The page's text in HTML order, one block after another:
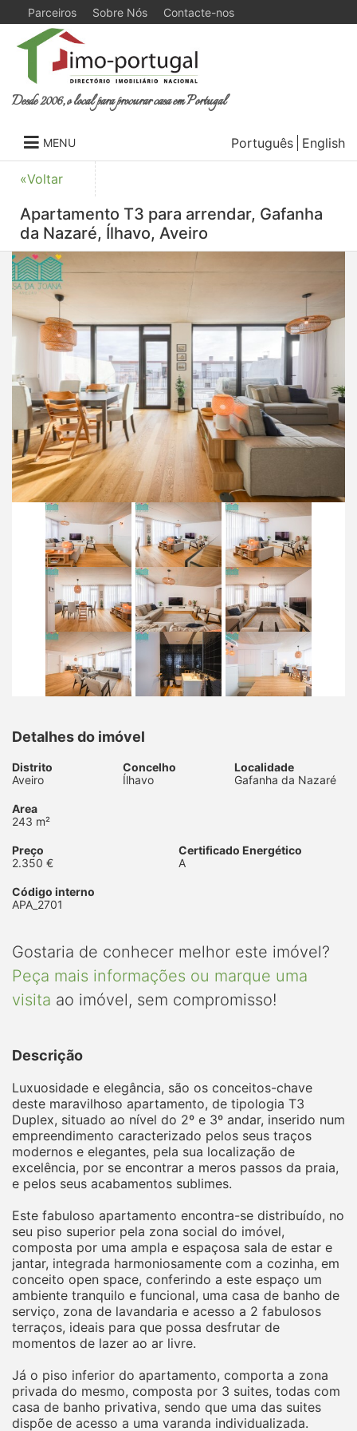
Parceiros Sobre Nós Contacte-nos
Desde 2006, o local para procurar casa em Portugal
MENU Português English
«Voltar
Apartamento T3 para arrendar, Gafanha
da Nazaré, Ílhavo, Aveiro
Detalhes do imóvel
Distrito
Aveiro
Concelho
Ílhavo
Localidade
Gafanha da Nazaré
Area
243 m²
Preço
2.350 €
Certificado Energético
A
Código interno
APA_2701
Gostaria de conhecer melhor este imóvel?
Peça mais informações ou marque uma
visita ao imóvel, sem compromisso!
Descrição
Luxuosidade e elegância, são os conceitos-chave
deste maravilhoso apartamento, de tipologia T3
Duplex, situado ao nível do 2º e 3º andar, inserido num
empreendimento caracterizado pelos seus traços
modernos e elegantes, pela sua localização de
excelência, por se encontrar a meros passos da praia,
e pelos seus acabamentos sublimes.
Este fabuloso apartamento encontra-se distribuído, no
seu piso superior pela zona social do imóvel,
composta por uma ampla e espaçosa sala de estar e
jantar, integrada harmoniosamente com a cozinha, em
conceito open space, conferindo a este espaço um
ambiente tranquilo e funcional, uma casa de banho de
serviço, zona de lavandaria e acesso a 2 fabulosos
terraços, ideais para que possa desfrutar de
momentos de lazer ao ar livre.
Já o piso inferior do apartamento, comporta a zona
privada do mesmo, composta por 3 suites, todas com
casa de banho privativa, sendo que uma das suites
dispõe de acesso a uma varanda individualizada.